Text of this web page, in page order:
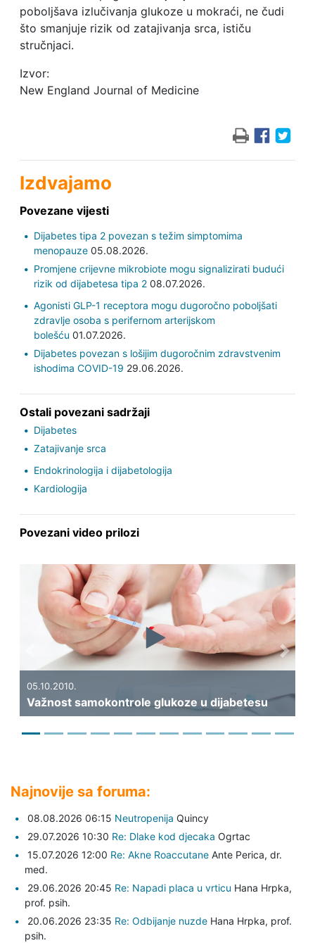
poboljšava izlučivanja glukoze u mokraći, ne čudi
što smanjuje rizik od zatajivanja srca, ističu
stručnjaci.
Izvor:
New England Journal of Medicine
Izdvajamo
Povezane vijesti
Dijabetes tipa 2 povezan s težim simptomima
menopauze05.08.2026.
Promjene crijevne mikrobiote mogu signalizirati budući
rizik od dijabetesa tipa 208.07.2026.
Agonisti GLP-1 receptora mogu dugoročno poboljšati
zdravlje osoba s perifernom arterijskom
bolešću 01.07.2026.
Dijabetes povezan s lošijim dugoročnim zdravstvenim
ishodima COVID-19 29.06.2026.
Ostali povezani sadržaji
Dijabetes
Zatajivanje srca
Endokrinologija i dijabetologija
Kardiologija
Povezani video prilozi
05.10.2010.
Važnost samokontrole glukoze u dijabetesu
Previous Next
Najnovije sa foruma:
08.08.2026 06:15 Neutropenija Quincy
29.07.2026 10:30 Re: Dlake kod djecaka Ogrtac
15.07.2026 12:00 Re: Akne Roaccutane Ante Perica, dr.
med.
29.06.2026 20:45 Re: Napadi placa u vrticu Hana Hrpka,
prof. psih.
20.06.2026 23:35 Re: Odbijanje nuzde Hana Hrpka, prof.
psih.